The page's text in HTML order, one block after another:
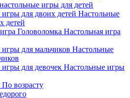
игры для детей
Настольные
детей
Настольная игра
Настольные
Настольные игры
По возрасту